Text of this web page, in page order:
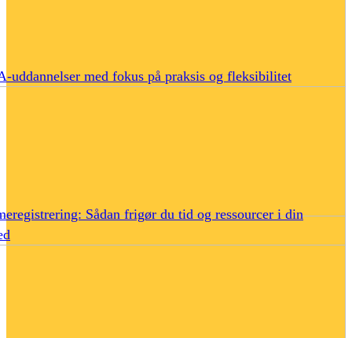
uddannelser med fokus på praksis og fleksibilitet
Sådan frigør du tid og ressourcer i din